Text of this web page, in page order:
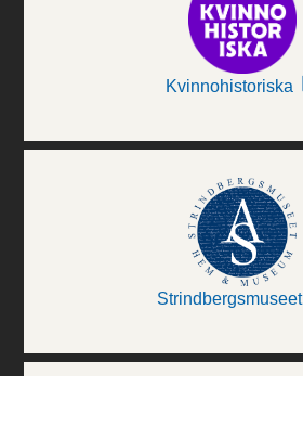
Kvinnohistoriska
Strindbergsmuseet